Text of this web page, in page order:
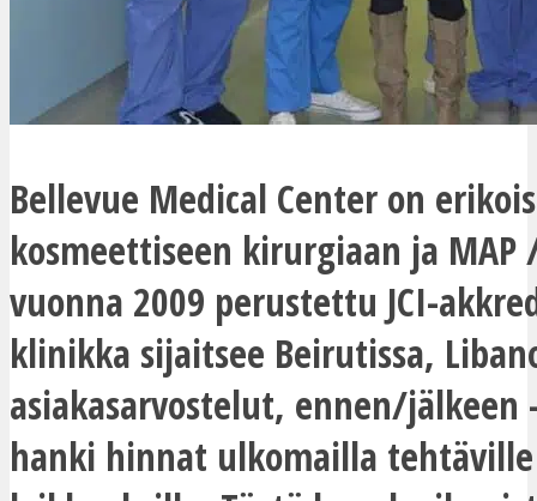
Bellevue Medical Center on
kosmeettiseen kirurgiaan ja MAP
vuonna 2009 perustettu JCI-
klinikka sijaitsee Beirutissa,
asiakasarvostelut, ennen/jälkeen
hanki hinnat ulkomailla tehtäville